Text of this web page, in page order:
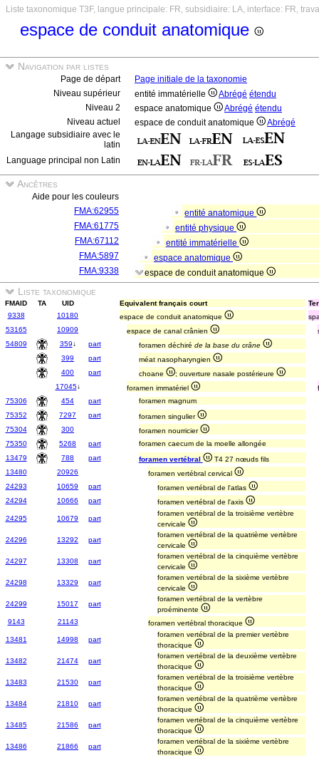
Liste taxonomique T3F, langue principale: FR, subsidiaire: LA, interface: FR,
espace de conduit anatomique
Navigation par listes
Page de départ
Page initiale de la taxonomie
Niveau supérieur
entité immatérielle Abrégé étendu
Niveau 2
espace anatomique Abrégé étendu
Niveau actuel
espace de conduit anatomique
Abrégé
Langage subsidiaire avec le
latin
Language principal non Latin
Ancêtres
Aide pour les couleurs
FMA:62955
entité anatomique
FMA:61775
entité physique
FMA:67112
entité immatérielle
FMA:5897
espace anatomique
FMA:9338
espace de conduit anatomique
Liste taxonomique
FMAID TA UID Equivalent français court
9338
10180 espace de conduit anatomique
53165
10909 espace de canal crânien
54809
359↓ part foramen déchiré de la base du crâne
399
part
méat nasopharyngien
400
part choane
; ouverture nasale postérieure
17045↓ foramen immatériel
75306
454 part
foramen magnum
75352
7297 part
foramen singulier
75304
300
foramen nourricier
75350
5268 part
foramen caecum de la moelle allongée
13479
788 part foramen vertébral
T4 27 nœuds fils
13480
20926
foramen vertébral cervical
24293
10659 part
foramen vertébral de l'atlas
24294
10666 part foramen vertébral de l'axis
24295 10679 part
foramen vertébral de la troisième vertèbre
cervicale
24296
13292 part
foramen vertébral de la quatrième vertèbre
cervicale
24297
13308 part
foramen vertébral de la cinquième vertèbre
cervicale
24298
13329 part
foramen vertébral de la sixième vertèbre
cervicale
24299
15017 part
foramen vertébral de la vertèbre
proéminente
9143
21143 foramen vertébral thoracique
13481 14998 part
foramen vertébral de la premier vertèbre
thoracique
13482
21474 part
foramen vertébral de la deuxième vertèbre
thoracique
13483
21530 part
foramen vertébral de la troisième vertèbre
thoracique
13484
21810 part
foramen vertébral de la quatrième vertèbre
thoracique
13485
21586 part
foramen vertébral de la cinquième vertèbre
thoracique
13486
21866 part
foramen vertébral de la sixième vertèbre
thoracique